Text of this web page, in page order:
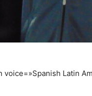
Latin